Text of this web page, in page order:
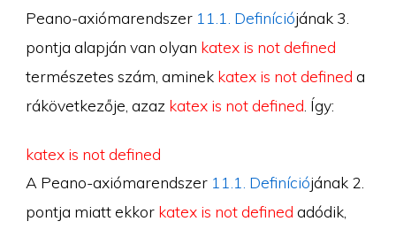
Peano-axiómarendszer 11.1. Definíciójának 3.
pontja alapján van olyan katex is not defined
természetes szám, aminek katex is not defined a
rákövetkezője, azaz katex is not defined . Így:
katex is not defined
A Peano-axiómarendszer 11.1. Definíciójának 2.
pontja miatt ekkor katex is not defined adódik,